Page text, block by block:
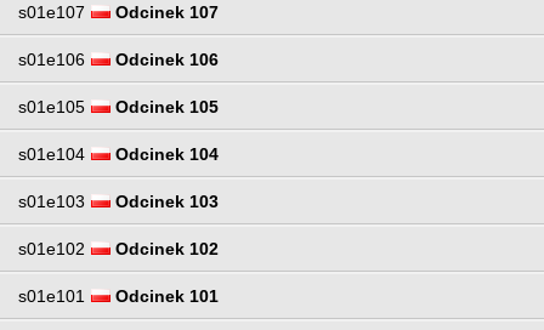
s01e107 Odcinek 107
s01e106 Odcinek 106
s01e105 Odcinek 105
s01e104 Odcinek 104
s01e103 Odcinek 103
s01e102 Odcinek 102
s01e101 Odcinek 101